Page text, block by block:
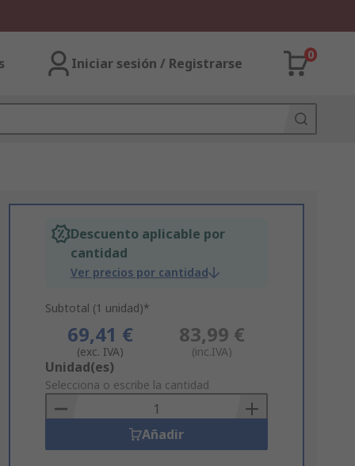
Iniciar sesión / Registrarse
0
Descuento aplicable por
cantidad
Ver precios por cantidad
Subtotal (1 unidad)*
69,41 €
(exc. IVA)
83,99 €
(inc.IVA)
Add
to
Basket
Unidad(es)
Selecciona o escribe la cantidad
Añadir